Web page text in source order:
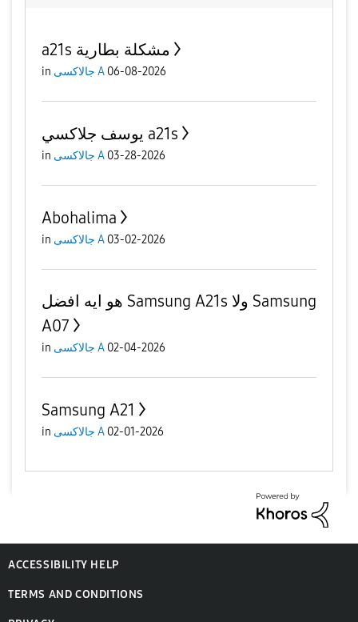
a21s مشكلة بطارية
in جالاكسى A 06-08-2026
يوسف جلاكسي a21s
in جالاكسى A 03-28-2026
Abohalima
in جالاكسى A 03-02-2026
هو ايه افضل Samsung A21s ولا Samsung
A07
in جالاكسى A 02-04-2026
Samsung A21
in جالاكسى A 02-01-2026
ACCESSIBILITY HELP
TERMS AND CONDITIONS